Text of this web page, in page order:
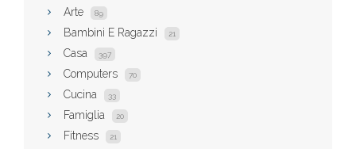
Arte 89
Bambini E Ragazzi 21
Casa 397
Computers 70
Cucina 33
Famiglia 20
Fitness 21